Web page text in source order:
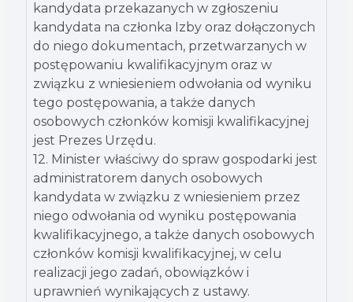
kandydata przekazanych w zgłoszeniu
kandydata na członka Izby oraz dołączonych
do niego dokumentach, przetwarzanych w
postępowaniu kwalifikacyjnym oraz w
związku z wniesieniem odwołania od wyniku
tego postępowania, a także danych
osobowych członków komisji kwalifikacyjnej
jest Prezes Urzędu.
12. Minister właściwy do spraw gospodarki jest
administratorem danych osobowych
kandydata w związku z wniesieniem przez
niego odwołania od wyniku postępowania
kwalifikacyjnego, a także danych osobowych
członków komisji kwalifikacyjnej, w celu
realizacji jego zadań, obowiązków i
uprawnień wynikających z ustawy.